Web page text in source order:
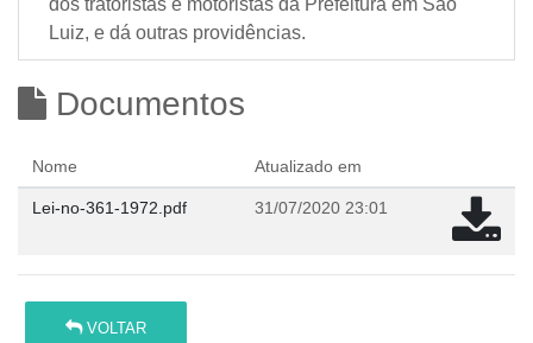
dos tratoristas e motoristas da Prefeitura em São
Luiz, e dá outras providências.
Documentos
Nome Atualizado em
Lei-no-361-1972.pdf 31/07/2020 23:01
VOLTAR